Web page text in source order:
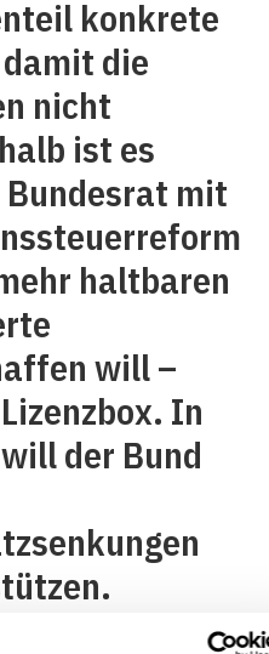
konkrete
die
nicht
ist es
mit
haltbaren
will –
In
der Bund